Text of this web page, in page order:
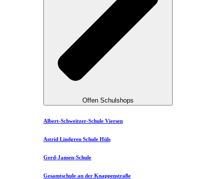
Offen Schulshops
Albert-Schweitzer-Schule Viersen
Astrid Lindgren Schule Hüls
Gerd-Jansen-Schule
Gesamtschule an der Knappenstraße